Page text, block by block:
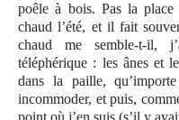
poêle à bois. Pas la
chaud l’été, et il fait
chaud me semble-t-il,
téléphérique : les ânes et
dans la paille,
incommoder, et puis,